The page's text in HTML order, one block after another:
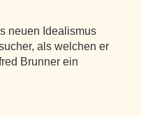
neuen Idealismus
als welchen er
Brunner ein